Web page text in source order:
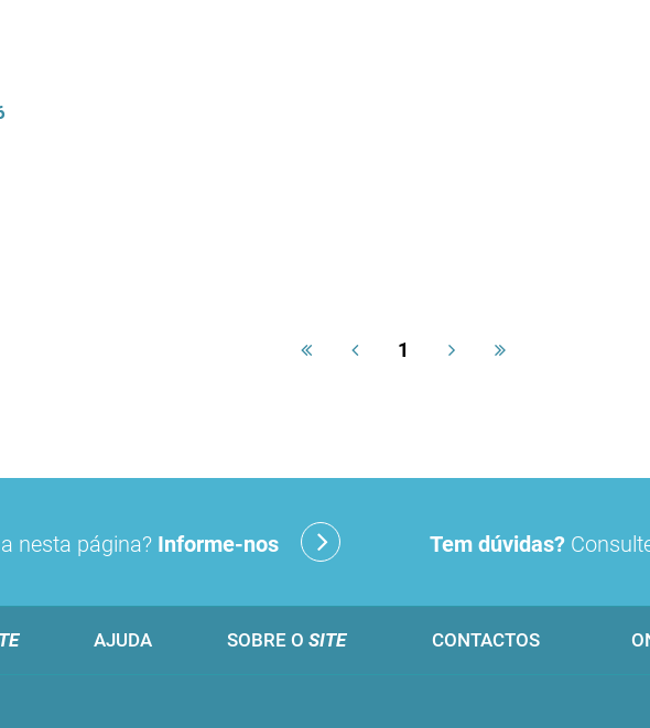
1
nesta página? Informe-nos Tem dúvidas?
AJUDA SOBRE O SITE CONTACTOS